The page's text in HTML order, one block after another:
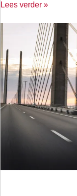
Lees verder »